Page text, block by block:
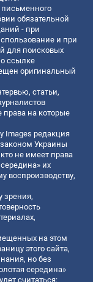
обязательной
- при
и при
для поисковых
ссылке
оригинальный
статьи,
на которые
Images редакция
Украины
не имеет права
их
воспроизводству,
зрения,
на этом
этого сайта,
но без
середина»
считаться: